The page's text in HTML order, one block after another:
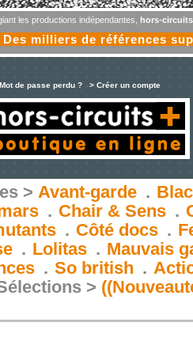
les productions indépendantes, hors-
Des milliers de références
de passe perdu ? > Créer un compte
> Avant-garde .
. Chair & Sens .
. Côté docs .
. Lolitas . Mauvais
. So british .
>